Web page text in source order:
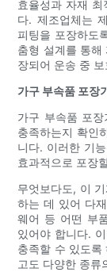
효율성과 자재
다. 제조업체는
피팅을 포장하도
춤형 설계를 통해
장되어 운송 중
가구 부속품 포장
가구 부속품 포
충족하는지 확인
니다. 이러한 기
효과적으로 포장
무엇보다도, 이
하는 데 있어 다
웨어 등 어떤 부
있어야 합니다.
충족할 수 있도록
고도 다양한 종류